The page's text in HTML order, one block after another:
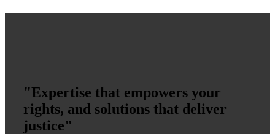
"Expertise that empowers your
rights, and solutions that deliver
justice"